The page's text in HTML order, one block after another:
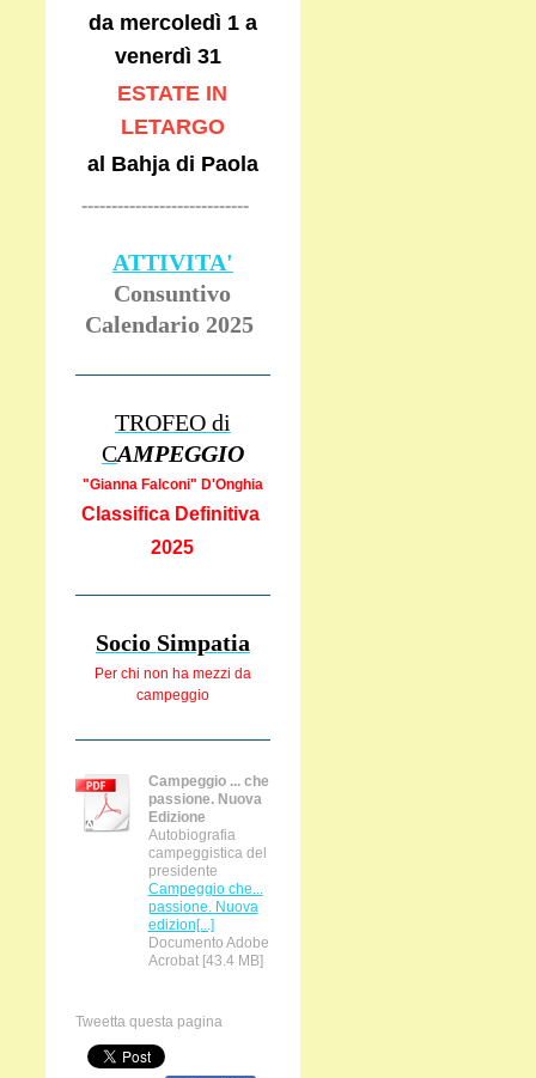
da mercoledì 1 a
venerdì 31
ESTATE IN
LETARGO
al Bahja di Paola
----------------------------
ATTIVITA'
Consuntivo
Calendario 2025
TROFEO di
CAMPEGGIO
"Gianna Falconi" D'Onghia
Classifica Definitiva
2025
Socio Simpatia
Per chi non ha mezzi da
campeggio
Campeggio ... che
passione. Nuova
Edizione
Autobiografia
campeggistica del
presidente
Campeggio che...
passione. Nuova
edizion[...]
Documento Adobe
Acrobat [43.4 MB]
Tweetta questa pagina